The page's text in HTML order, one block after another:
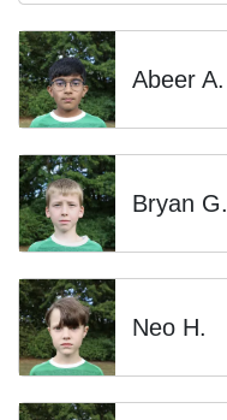
Abeer A.
Bryan G.
Neo H.